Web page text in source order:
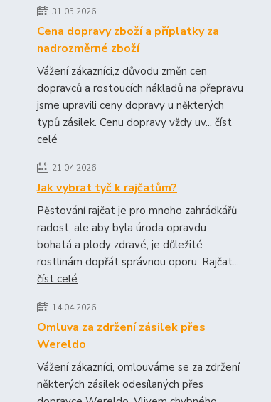
31.05.2026
Cena dopravy zboží a příplatky za
nadrozměrné zboží
Vážení zákazníci,z důvodu změn cen
dopravců a rostoucích nákladů na přepravu
jsme upravili ceny dopravy u některých
typů zásilek. Cenu dopravy vždy uv... číst
celé
21.04.2026
Jak vybrat tyč k rajčatům?
Pěstování rajčat je pro mnoho zahrádkářů
radost, ale aby byla úroda opravdu
bohatá a plody zdravé, je důležité
rostlinám dopřát správnou oporu. Rajčat...
číst celé
14.04.2026
Omluva za zdržení zásilek přes
Wereldo
Vážení zákazníci, omlouváme se za zdržení
některých zásilek odesílaných přes